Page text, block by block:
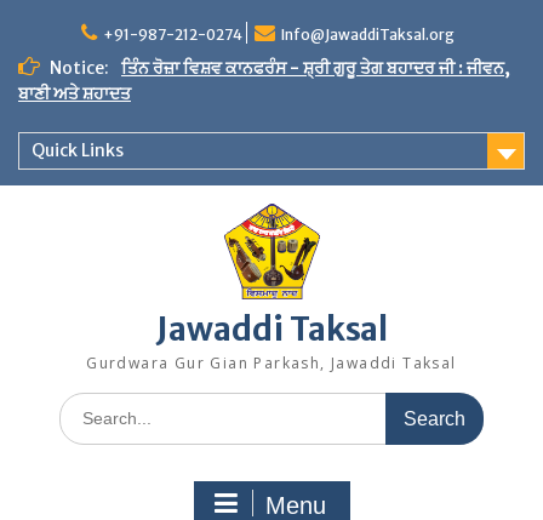
content
+91-987-212-0274 Info@JawaddiTaksal.org
Notice:
ਤਿੰਨ ਰੋਜ਼ਾ ਵਿਸ਼ਵ ਕਾਨਫਰੰਸ - ਸ਼੍ਰੀ ਗੁਰੂ ਤੇਗ ਬਹਾਦਰ ਜੀ : ਜੀਵਨ,
ਬਾਣੀ ਅਤੇ ਸ਼ਹਾਦਤ
Quick Links
Jawaddi Taksal
Gurdwara Gur Gian Parkash, Jawaddi Taksal
Search
for:
Menu